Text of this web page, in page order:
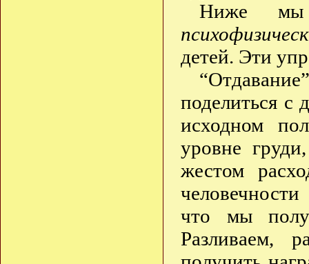
Ниже мы
детей. Эти
поделиться с
исходном
уровне
жестом
что мы
Разливаем,